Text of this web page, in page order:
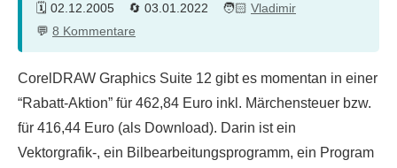
02.12.2005 03.01.2022
Vladimir
8 Kommentare
CorelDRAW Graphics Suite 12 gibt es momentan in einer
“Rabatt-Aktion” für 462,84 Euro inkl. Märchensteuer bzw.
für 416,44 Euro (als Download). Darin ist ein
Vektorgrafik-, ein Bilbearbeitungsprogramm, ein Program